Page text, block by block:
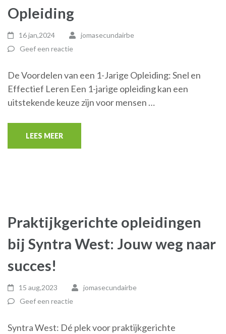
Opleiding
16 jan,2024
jomasecundairbe
Geef een reactie
De Voordelen van een 1-Jarige Opleiding: Snel en
Effectief Leren Een 1-jarige opleiding kan een
uitstekende keuze zijn voor mensen …
LEES MEER
Praktijkgerichte opleidingen
bij Syntra West: Jouw weg naar
succes!
15 aug,2023
jomasecundairbe
Geef een reactie
Syntra West: Dé plek voor praktijkgerichte